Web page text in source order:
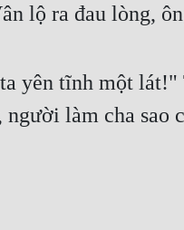
lộ ra đau lòng,
yên tĩnh một
làm cha sao